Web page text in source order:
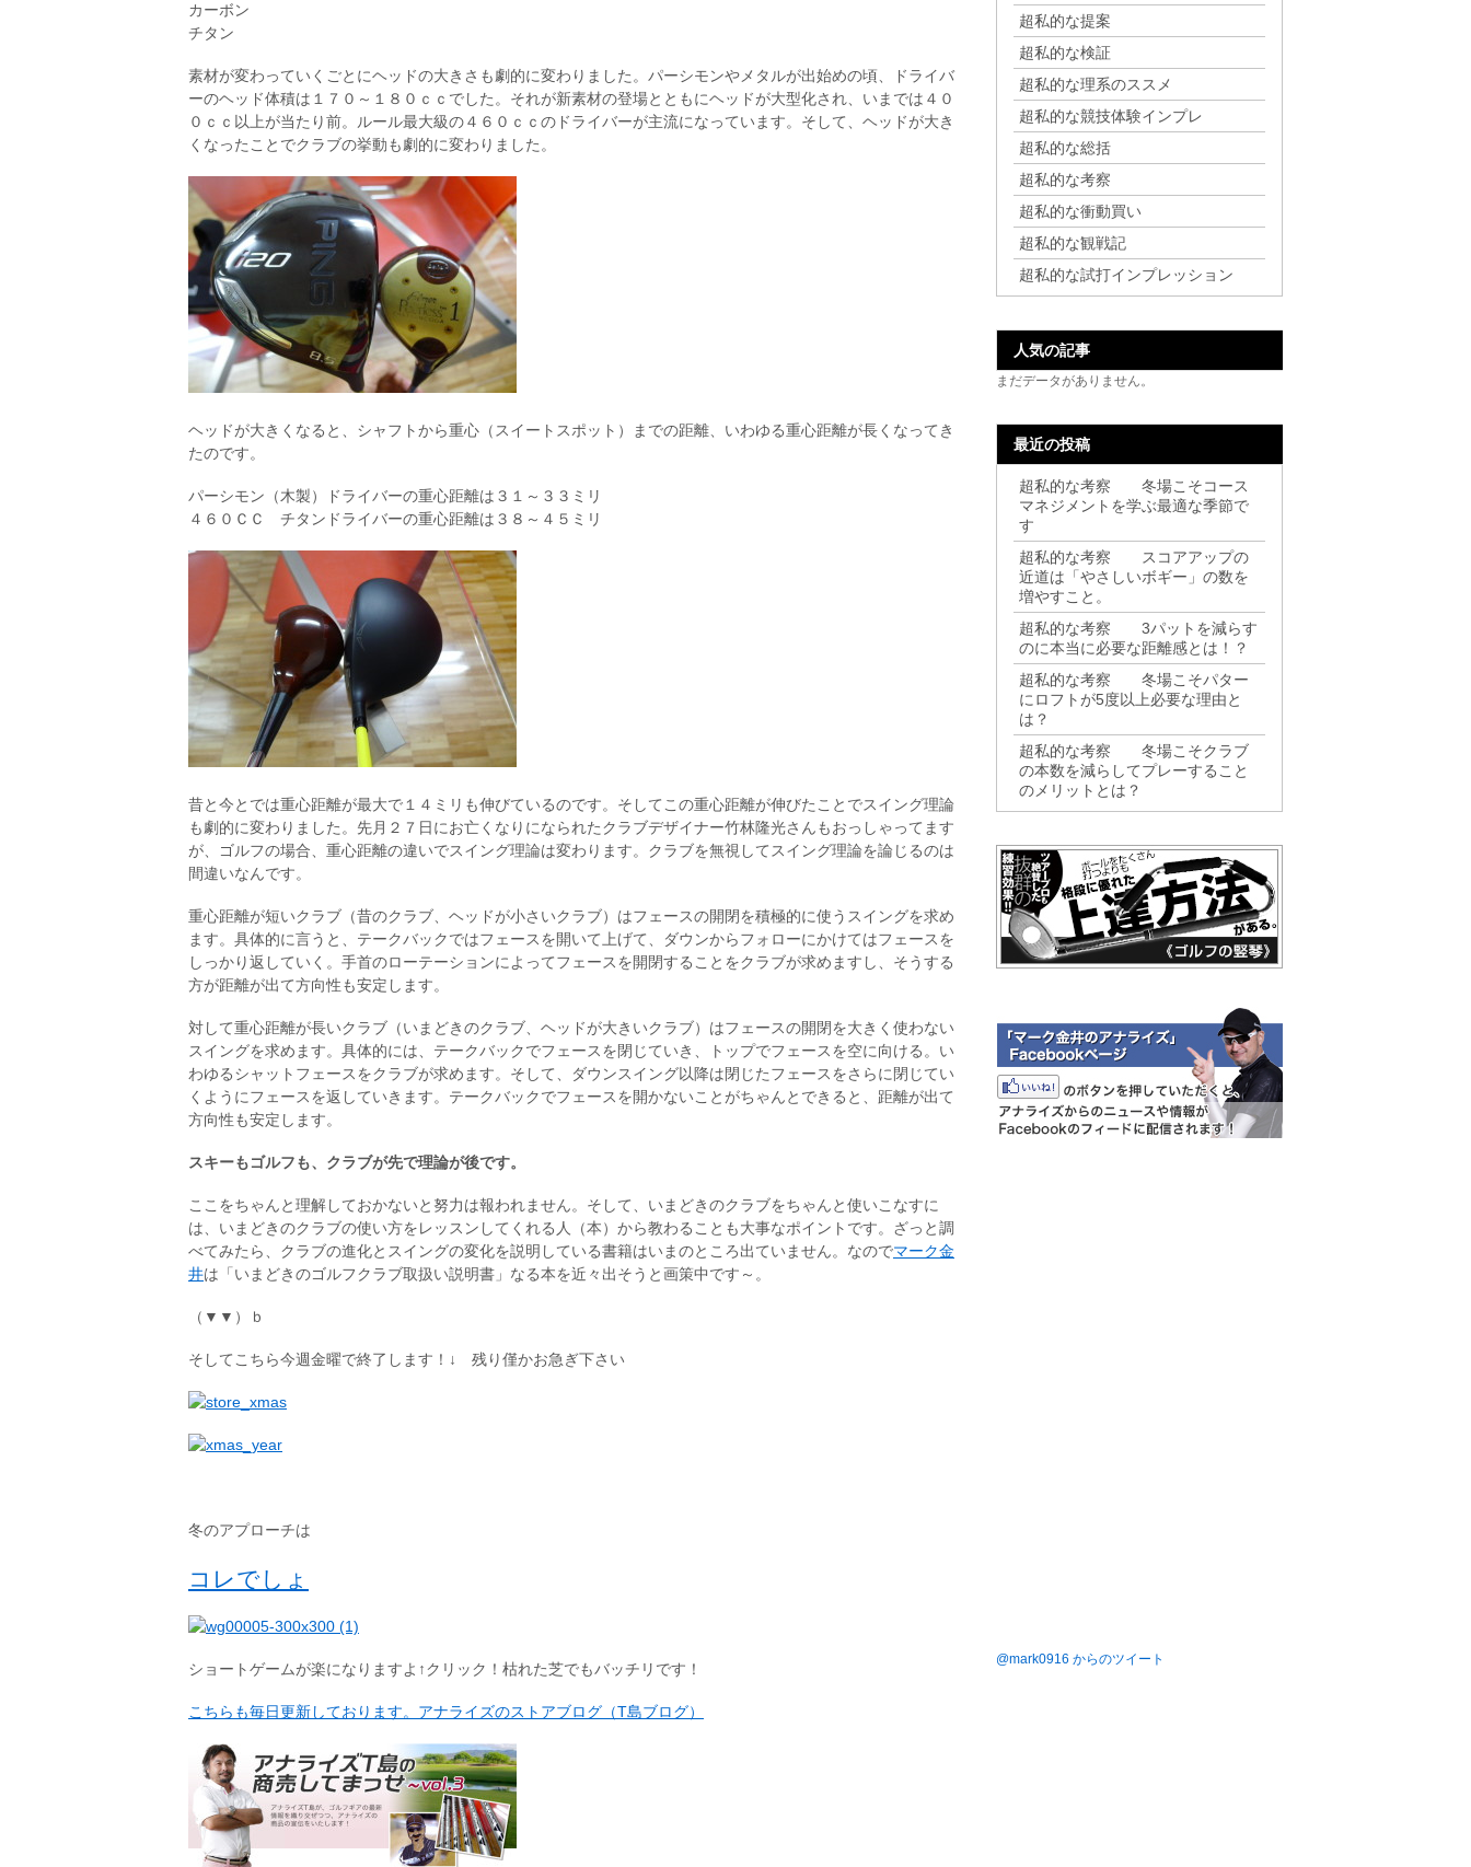
カーボン
チタン
素材が変わっていくごとにヘッドの大きさも劇的に変わりました。パーシモンやメタルが出始めの頃、ドライバ
ーのヘッド体積は１７０～１８０ｃｃでした。それが新素材の登場とともにヘッドが大型化され、いまでは４０
０ｃｃ以上が当たり前。ルール最大級の４６０ｃｃのドライバーが主流になっています。そして、ヘッドが大き
くなったことでクラブの挙動も劇的に変わりました。
ヘッドが大きくなると、シャフトから重心（スイートスポット）までの距離、いわゆる重心距離が長くなってき
たのです。
パーシモン（木製）ドライバーの重心距離は３１～３３ミリ
４６０ＣＣ チタンドライバーの重心距離は３８～４５ミリ
昔と今とでは重心距離が最大で１４ミリも伸びているのです。そしてこの重心距離が伸びたことでスイング理論
も劇的に変わりました。先月２７日にお亡くなりになられたクラブデザイナー竹林隆光さんもおっしゃってます
が、ゴルフの場合、重心距離の違いでスイング理論は変わります。クラブを無視してスイング理論を論じるのは
間違いなんです。
重心距離が短いクラブ（昔のクラブ、ヘッドが小さいクラブ）はフェースの開閉を積極的に使うスイングを求め
ます。具体的に言うと、テークバックではフェースを開いて上げて、ダウンからフォローにかけてはフェースを
しっかり返していく。手首のローテーションによってフェースを開閉することをクラブが求めますし、そうする
方が距離が出て方向性も安定します。
対して重心距離が長いクラブ（いまどきのクラブ、ヘッドが大きいクラブ）はフェースの開閉を大きく使わない
スイングを求めます。具体的には、テークバックでフェースを閉じていき、トップでフェースを空に向ける。い
わゆるシャットフェースをクラブが求めます。そして、ダウンスイング以降は閉じたフェースをさらに閉じてい
くようにフェースを返していきます。テークバックでフェースを開かないことがちゃんとできると、距離が出て
方向性も安定します。
スキーもゴルフも、クラブが先で理論が後です。
ここをちゃんと理解しておかないと努力は報われません。そして、いまどきのクラブをちゃんと使いこなすに
は、いまどきのクラブの使い方をレッスンしてくれる人（本）から教わることも大事なポイントです。ざっと調
べてみたら、クラブの進化とスイングの変化を説明している書籍はいまのところ出ていません。なのでマーク金
井は「いまどきのゴルフクラブ取扱い説明書」なる本を近々出そうと画策中です～。
（▼▼）ｂ
そしてこちら今週金曜で終了します！↓ 残り僅かお急ぎ下さい
冬のアプローチは
コレでしょ
ショートゲームが楽になりますよ↑クリック！枯れた芝でもバッチリです！
こちらも毎日更新しております。アナライズのストアブログ（T島ブログ）
超私的な提案
超私的な検証
超私的な理系のススメ
超私的な競技体験インプレ
超私的な総括
超私的な考察
超私的な衝動買い
超私的な観戦記
超私的な試打インプレッション
人気の記事
まだデータがありません。
最近の投稿
超私的な考察 冬場こそコース
マネジメントを学ぶ最適な季節で
す
超私的な考察 スコアアップの
近道は「やさしいボギー」の数を
増やすこと。
超私的な考察 3パットを減らす
のに本当に必要な距離感とは！？
超私的な考察 冬場こそパター
にロフトが5度以上必要な理由と
は？
超私的な考察 冬場こそクラブ
の本数を減らしてプレーすること
のメリットとは？
@mark0916 からのツイート